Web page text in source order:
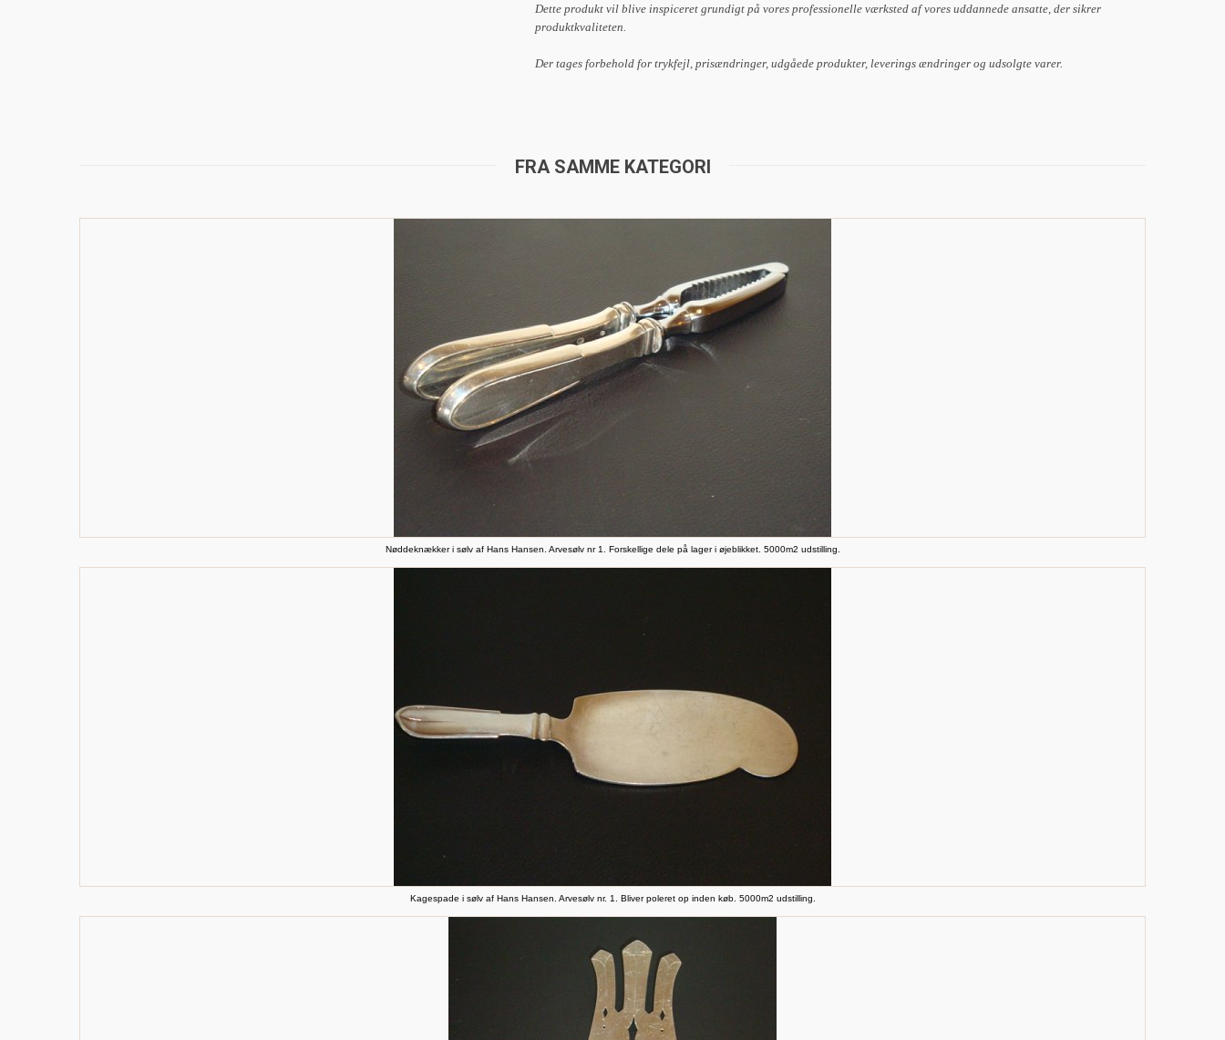
Dette produkt vil blive inspiceret grundigt på vores professionelle værksted af vores uddannede ansatte, der sikrer
produktkvaliteten.
Der tages forbehold for trykfejl, prisændringer, udgåede produkter, leverings ændringer og udsolgte varer.
FRA SAMME KATEGORI
Nøddeknækker i sølv af Hans Hansen. Arvesølv nr 1. Forskellige dele på lager i øjeblikket. 5000m2 udstilling.
Kagespade i sølv af Hans Hansen. Arvesølv nr. 1. Bliver poleret op inden køb. 5000m2 udstilling.